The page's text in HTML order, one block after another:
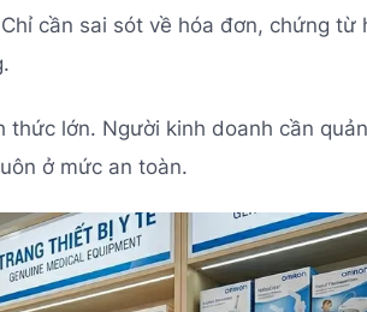
cần sai sót về hóa đơn, chứng từ
lớn. Người kinh doanh cần
ở mức an toàn.